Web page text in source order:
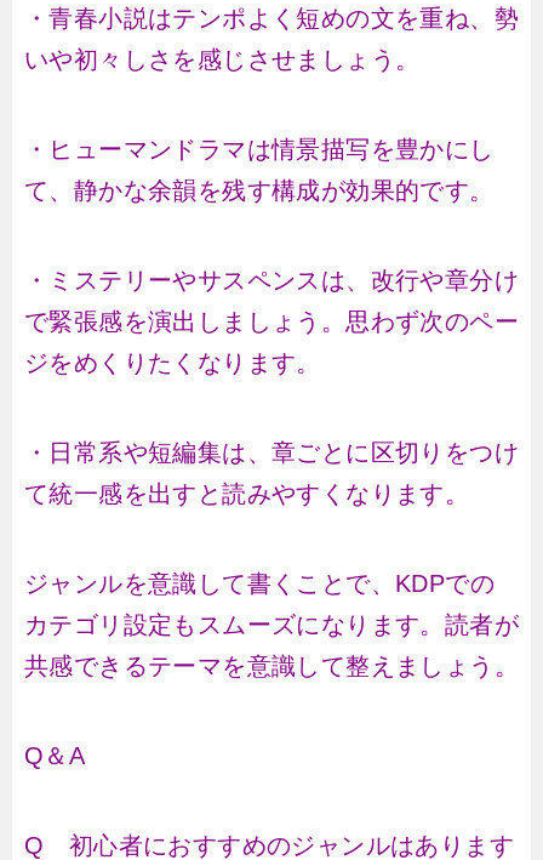
・青春小説はテンポよく短めの文を重ね、勢
いや初々しさを感じさせましょう。
・ヒューマンドラマは情景描写を豊かにし
て、静かな余韻を残す構成が効果的です。
・ミステリーやサスペンスは、改行や章分け
で緊張感を演出しましょう。思わず次のペー
ジをめくりたくなります。
・日常系や短編集は、章ごとに区切りをつけ
て統一感を出すと読みやすくなります。
ジャンルを意識して書くことで、KDPでの
カテゴリ設定もスムーズになります。読者が
共感できるテーマを意識して整えましょう。
Q＆A
Q 初心者におすすめのジャンルはあります